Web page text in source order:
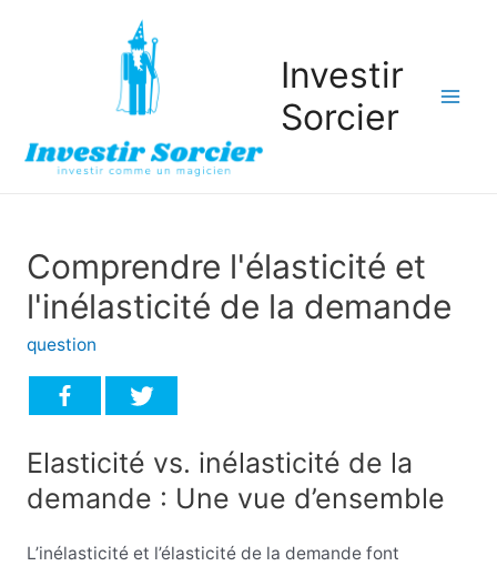
Investir
Sorcier
Comprendre l'élasticité et
l'inélasticité de la demande
question
Elasticité vs. inélasticité de la
demande : Une vue d’ensemble
L’inélasticité et l’élasticité de la demande font